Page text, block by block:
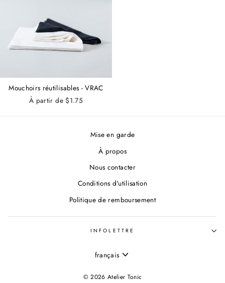
Mouchoirs réutilisables - VRAC
À partir de $1.75
Mise en garde
À propos
Nous contacter
Conditions d'utilisation
Politique de remboursement
INFOLETTRE
LANGUE
français
© 2026 Atelier Tonic